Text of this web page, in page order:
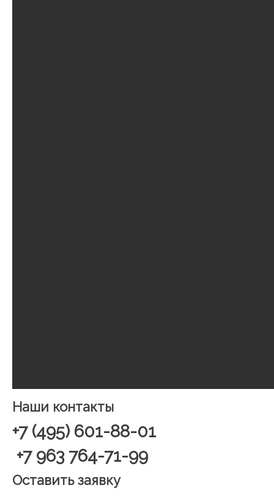
Наши контакты
+7 (495) 601-88-01
+7 963 764-71-99
Оставить заявку